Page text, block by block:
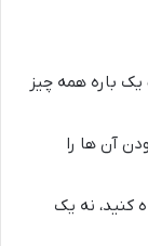
باره همه چیز
آن ها را
کنید، نه یک